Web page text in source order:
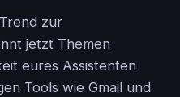
zur
jetzt Themen
eures Assistenten
Tools wie Gmail und